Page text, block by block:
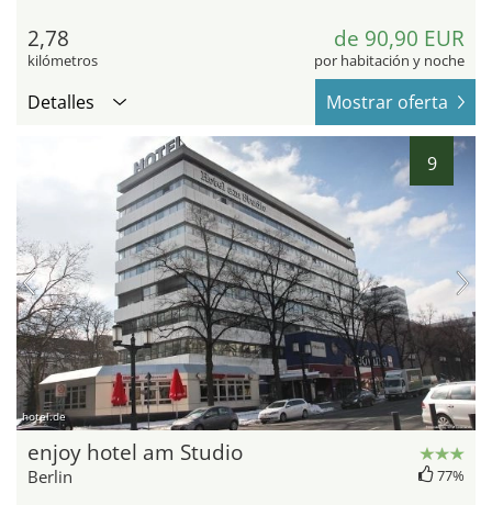
2,78
kilómetros
de 90,90 EUR
por habitación y noche
Detalles Mostrar oferta
9
hotel.de
enjoy hotel am Studio
Berlin 77%